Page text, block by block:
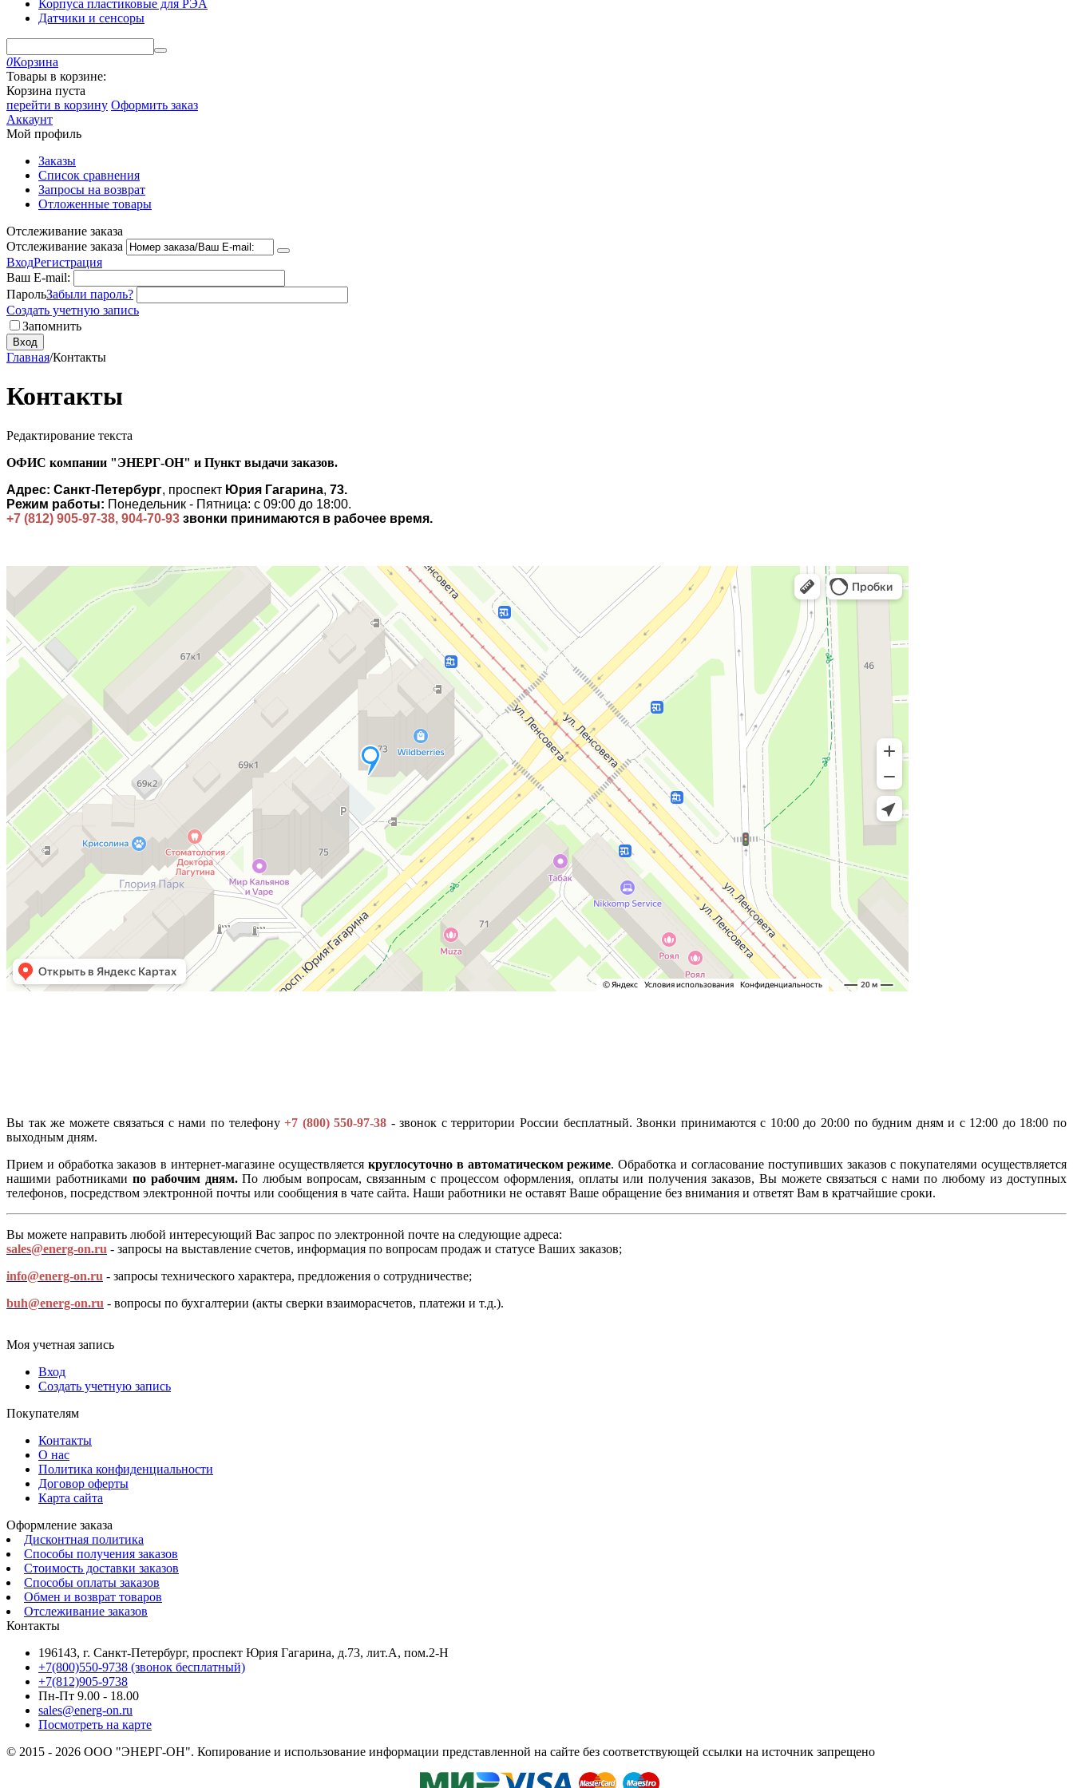
Корпуса пластиковые для РЭА
Датчики и сенсоры
0Корзина
Товары в корзине:
Корзина пуста
перейти в корзину Оформить заказ
Аккаунт
Мой профиль
Заказы
Список сравнения
Запросы на возврат
Отложенные товары
Отслеживание заказа
Отслеживание заказа
ВходРегистрация
Ваш E-mail:
ПарольЗабыли пароль?
Создать учетную запись
Запомнить
Вход
Главная/Контакты
Контакты
Редактирование текста
ОФИС компании "ЭНЕРГ-ОН" и Пункт выдачи заказов.
Адрес: Санкт-Петербург, проспект Юрия Гагарина, 73.
Режим работы: Понедельник - Пятница: с 09:00 до 18:00.
+7 (812) 905-97-38, 904-70-93 звонки принимаются в рабочее время.
Вы так же можете связаться с нами по телефону+7 (800) 550-97-38 - звонок с территории России бесплатный. Звонки принимаются с 10:00 до 20:00 по будним дням и с 12:00 до 18:00 по
выходным дням.
Прием и обработка заказов в интернет-магазине осуществляется круглосуточно в автоматическом режиме. Обработка и согласование поступивших заказов с покупателями осуществляется
нашими работниками по рабочим дням.По любым вопросам, связанным с процессом оформления, оплаты или получения заказов, Вы можете связаться с нами по любому из доступных
телефонов, посредством электронной почты или сообщения в чате сайта. Наши работники не оставят Ваше обращение без внимания и ответят Вам в кратчайшие сроки.
Вы можете направить любой интересующий Вас запрос по электронной почте на следующие адреса:
sales@energ-on.ru - запросы на выставление счетов, информация по вопросам продаж и статусе Ваших заказов;
info@energ-on.ru - запросы технического характера, предложения о сотрудничестве;
buh@energ-on.ru - вопросы по бухгалтерии (акты сверки взаиморасчетов, платежи и т.д.).
Моя учетная запись
Вход
Создать учетную запись
Покупателям
Контакты
О нас
Политика конфиденциальности
Договор оферты
Карта сайта
Оформление заказа
Дисконтная политика
Способы получения заказов
Стоимость доставки заказов
Способы оплаты заказов
Обмен и возврат товаров
Отслеживание заказов
Контакты
196143, г. Санкт-Петербург, проспект Юрия Гагарина, д.73, лит.А, пом.2-Н
+7(800)550-9738 (звонок бесплатный)
+7(812)905-9738
Пн-Пт 9.00 - 18.00
sales@energ-on.ru
Посмотреть на карте
© 2015 - 2026 ООО "ЭНЕРГ-ОН". Копирование и использование информации представленной на сайте без соответствующей ссылки на источник запрещено